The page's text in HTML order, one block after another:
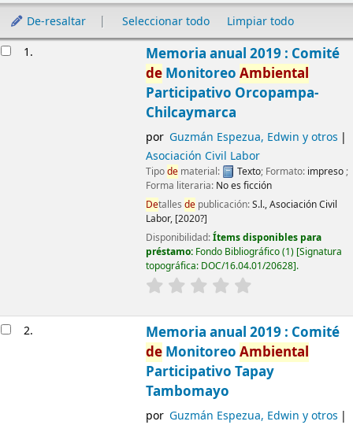
De-resaltar Seleccionar todo Limpiar todo
1.
Memoria anual 2019 : Comité
deMonitoreo Ambiental
Participativo Orcopampa-
Chilcaymarca
por Guzmán Espezua, Edwin y otros
Asociación Civil Labor
Tipodematerial: Texto; Formato: impreso;
Forma literaria: No es ficción
Detalles depublicación:S.l.,Asociación Civil
Labor, [2020?]
Disponibilidad:Ítems disponibles para
préstamo: Fondo Bibliográfico(1) Signatura
topográfica: DOC/16.04.01/20628 .
2.
Memoria anual 2019 : Comité
deMonitoreo Ambiental
Participativo Tapay
Tambomayo
por Guzmán Espezua, Edwin y otros